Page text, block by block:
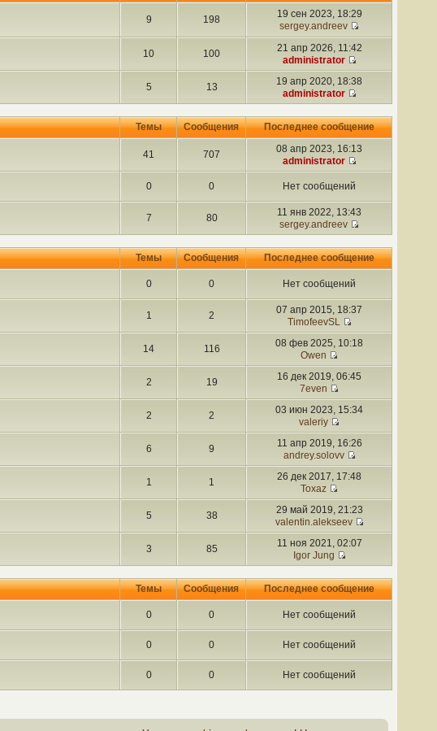
9 198
19 сен 2023, 18:29
sergey.andreev
10 100
21 апр 2026, 11:42
administrator
5 13
19 апр 2020, 18:38
administrator
Темы Сообщения Последнее сообщение
41 707
08 апр 2023, 16:13
administrator
0 0 Нет сообщений
7 80
11 янв 2022, 13:43
sergey.andreev
Темы Сообщения Последнее сообщение
0 0 Нет сообщений
1 2
07 апр 2015, 18:37
TimofeevSL
14 116
08 фев 2025, 10:18
Owen
2 19
16 дек 2019, 06:45
7even
2 2
03 июн 2023, 15:34
valeriy
6 9
11 апр 2019, 16:26
andrey.solovv
1 1
26 дек 2017, 17:48
Toxaz
5 38
29 май 2019, 21:23
valentin.alekseev
3 85
11 ноя 2021, 02:07
Igor Jung
Темы Сообщения Последнее сообщение
0 0 Нет сообщений
0 0 Нет сообщений
0 0 Нет сообщений